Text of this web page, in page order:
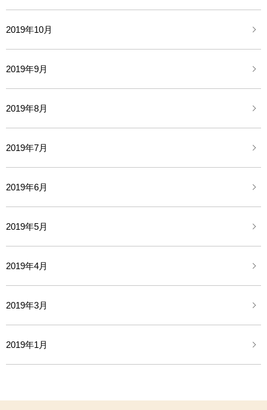
2019年10月
2019年9月
2019年8月
2019年7月
2019年6月
2019年5月
2019年4月
2019年3月
2019年1月